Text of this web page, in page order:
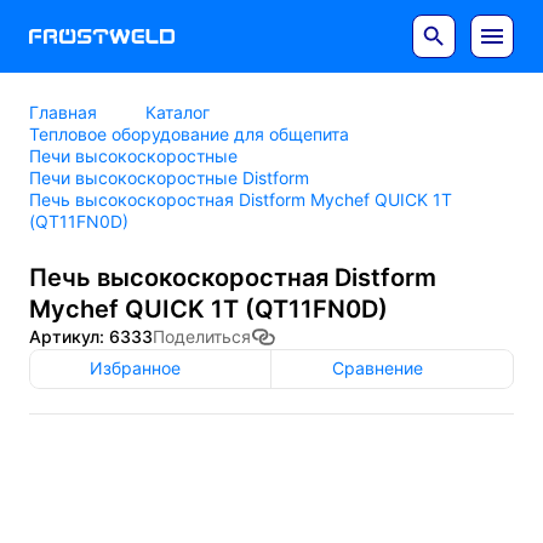
Главная
Каталог
Тепловое оборудование для общепита
Печи высокоскоростные
Печи высокоскоростные Distform
Печь высокоскоростная Distform Mychef QUICK 1T
(QT11FN0D)
Печь высокоскоростная Distform
Mychef QUICK 1T (QT11FN0D)
Артикул: 6333Поделиться
Избранное
Сравнение